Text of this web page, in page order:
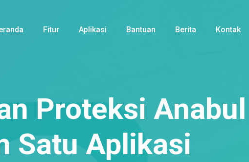
Fitur Aplikasi Bantuan Berita Kontak
Proteksi Anabul
Satu Aplikasi